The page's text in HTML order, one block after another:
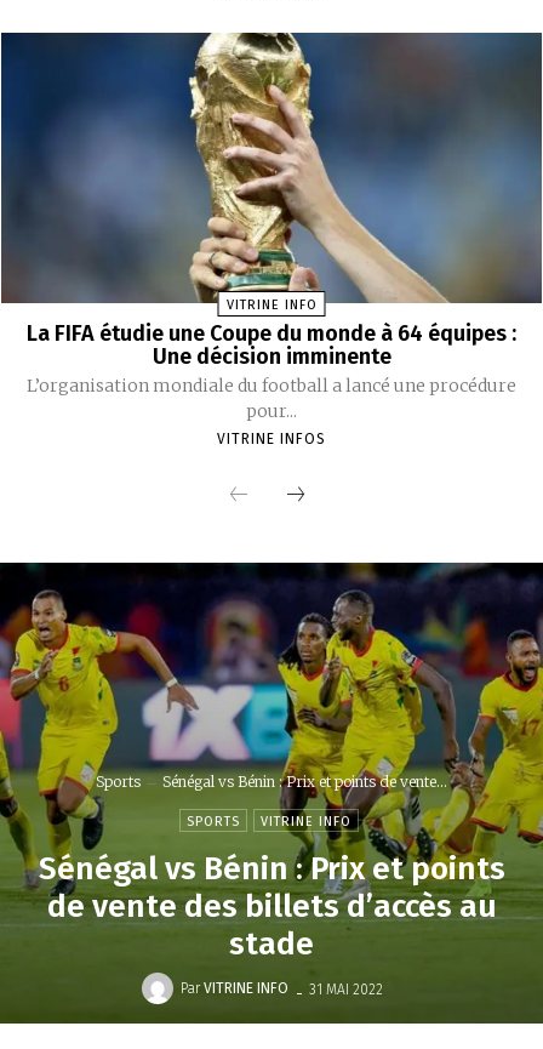
VITRINE INFO
La FIFA étudie une Coupe du monde à 64 équipes :
Une décision imminente
L’organisation mondiale du football a lancé une procédure
pour...
VITRINE INFOS